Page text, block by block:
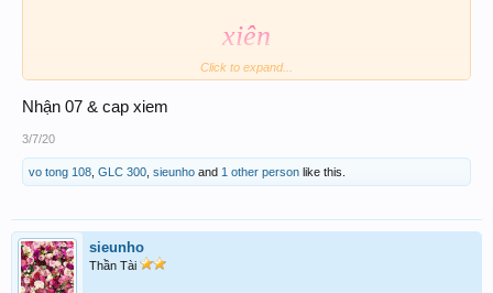
xiên
07-70-44-68-73
Click to expand...
Nhận 07 & cap xiem
3/7/20
vo tong 108 GLC 300 sieunho and 1 other person like this.
sieunho
Thần Tài